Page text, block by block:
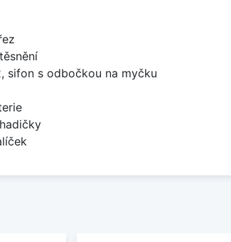
sifon s odbočkou na myčku